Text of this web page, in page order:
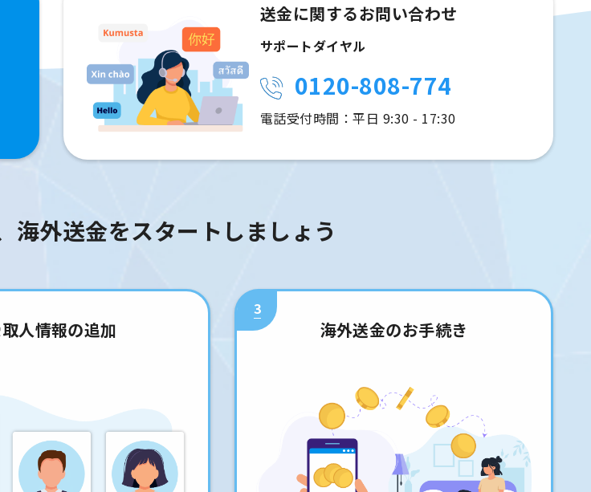
送金に関するお問い合わせ
サポートダイヤル
0120-808-774
電話受付時間：平日 9:30 - 17:30
海外送金をスタートしましょう
人情報の追加
3
海外送金のお手続き